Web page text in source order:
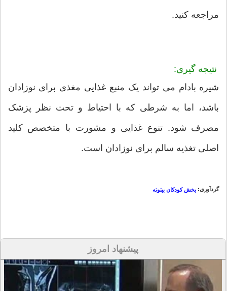
مراجعه کنید.
نتیجه گیری:
شیره بادام می تواند یک منبع غذایی مغذی برای نوزادان
باشد، اما به شرطی که با احتیاط و تحت نظر پزشک
مصرف شود. تنوع غذایی و مشورت با متخصص کلید
اصلی تغذیه سالم برای نوزادان است.
گردآوری: بخش کودکان بیتوته
پیشنهاد امروز